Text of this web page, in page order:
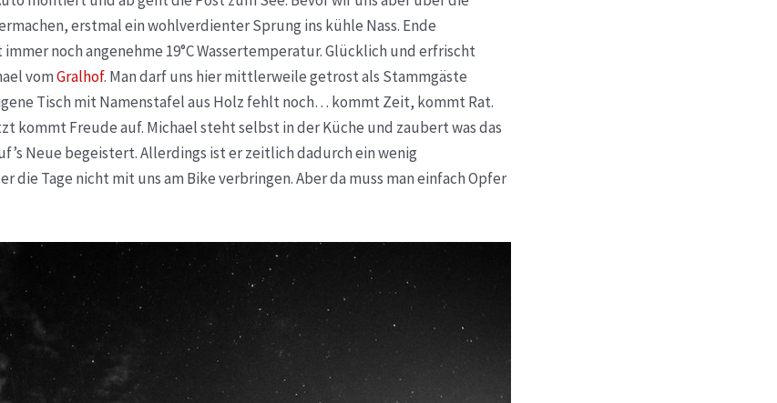
erstmal ein wohlverdienter Sprung ins kühle Nass. Ende
noch angenehme 19°C Wassertemperatur. Glücklich und erfrischt
vomGralhof. Man darf uns hier mittlerweile getrost als Stammgäste
Tisch mit Namenstafel aus Holz fehlt noch… kommt Zeit, kommt Rat.
kommt Freude auf. Michael steht selbst in der Küche und zaubert was das
Neue begeistert. Allerdings ist er zeitlich dadurch ein wenig
die Tage nicht mit uns am Bike verbringen. Aber da muss man einfach Opfer